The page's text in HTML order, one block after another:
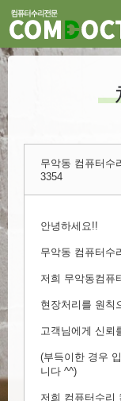
무악동 컴퓨터수
3354
안녕하세요!!
무악동 컴퓨터수
저희 무악동컴퓨
현장처리를 원칙
고객님에게 신뢰
(부득이한 경우
니다 ^^)
저희 컴퓨터수리